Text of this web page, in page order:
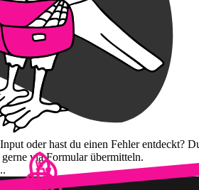
oder hast du einen Fehler entdeckt?
via Formular übermitteln.